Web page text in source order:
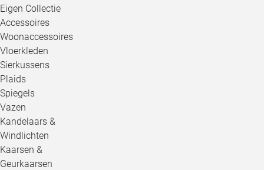
Eigen Collectie
Accessoires
Woonaccessoires
Vloerkleden
Sierkussens
Plaids
Spiegels
Vazen
Kandelaars &
Windlichten
Kaarsen &
Geurkaarsen